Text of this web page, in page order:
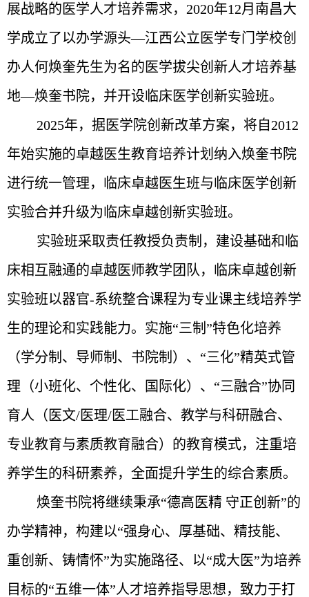
展战略的医学人才培养需求，2020年12月南昌大
学成立了以办学源头—江西公立医学专门学校创
办人何焕奎先生为名的医学拔尖创新人才培养基
地—焕奎书院，并开设临床医学创新实验班。
2025年，据医学院创新改革方案，将自2012
年始实施的卓越医生教育培养计划纳入焕奎书院
进行统一管理，临床卓越医生班与临床医学创新
实验合并升级为临床卓越创新实验班。
实验班采取责任教授负责制，建设基础和临
床相互融通的卓越医师教学团队，临床卓越创新
实验班以器官-系统整合课程为专业课主线培养学
生的理论和实践能力。实施“三制”特色化培养
（学分制、导师制、书院制）、“三化”精英式管
理（小班化、个性化、国际化）、“三融合”协同
育人（医文/医理/医工融合、教学与科研融合、
专业教育与素质教育融合）的教育模式，注重培
养学生的科研素养，全面提升学生的综合素质。
焕奎书院将继续秉承“德高医精 守正创新”的
办学精神，构建以“强身心、厚基础、精技能、
重创新、铸情怀”为实施路径、以“成大医”为培养
目标的“五维一体”人才培养指导思想，致力于打